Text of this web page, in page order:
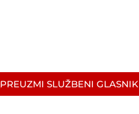
PREUZMI SLUŽBENI GLASNIK